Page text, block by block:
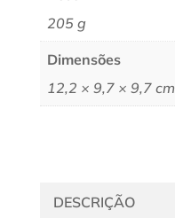
205 g
Dimensões
12,2 × 9,7 × 9,7 cm
DESCRIÇÃO